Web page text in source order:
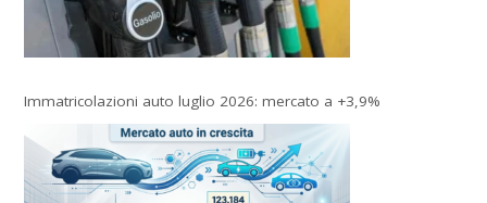
Immatricolazioni auto luglio 2026: mercato a +3,9%